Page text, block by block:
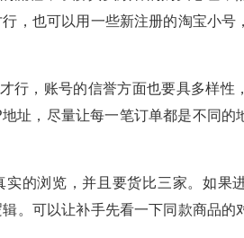
，也可以用一些新注册的淘宝小号
行，账号的信誉方面也要具多样性
址，尽量让每一笔订单都是不同的
的浏览，并且要货比三家。如果
。可以让补手先看一下同款商品的